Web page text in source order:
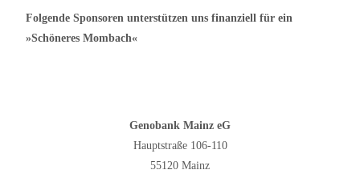
Folgende Sponsoren unterstützen uns finanziell für ein
»Schöneres Mombach«
Genobank Mainz eG
Hauptstraße 106-110
55120 Mainz